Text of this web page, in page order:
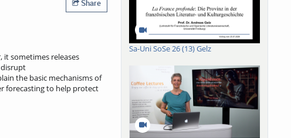
Share
sometimes releases
the basic mechanisms of
forecasting to help protect
Sa-Uni SoSe 26 (13) Gelz